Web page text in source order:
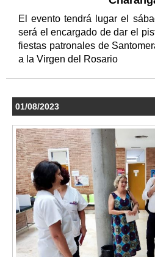
El evento tendrá lugar el
será el encargado de dar el
fiestas patronales de
a la Virgen del Rosario
01/08/2023